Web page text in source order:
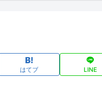
はてブ LINE